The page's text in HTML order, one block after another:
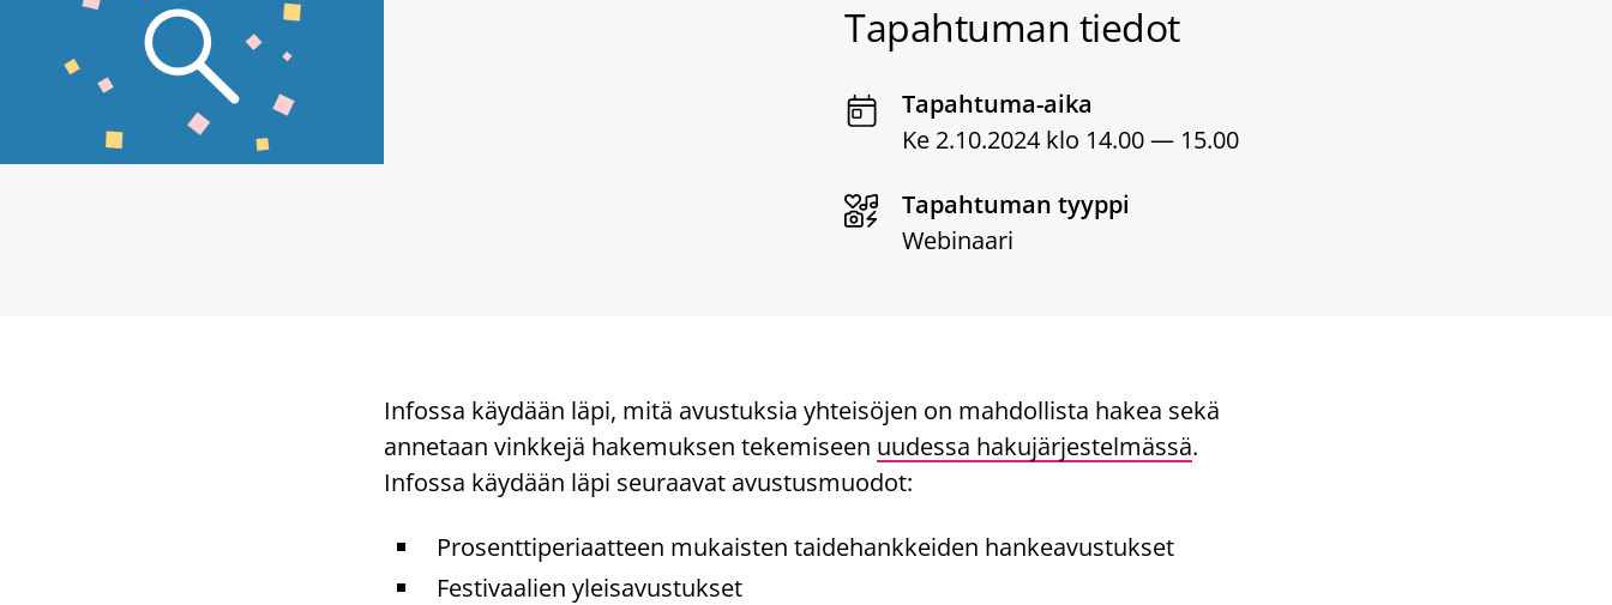
Tapahtuman tiedot
Tapahtuma-aika
Ke 2.10.2024 klo 14.00 — 15.00
Tapahtuman tyyppi
Webinaari
Infossa käydään läpi, mitä avustuksia yhteisöjen on mahdollista hakea sekä
annetaan vinkkejä hakemuksen tekemiseen uudessa hakujärjestelmässä.
Infossa käydään läpi seuraavat avustusmuodot:
Prosenttiperiaatteen mukaisten taidehankkeiden hankeavustukset
Festivaalien yleisavustukset